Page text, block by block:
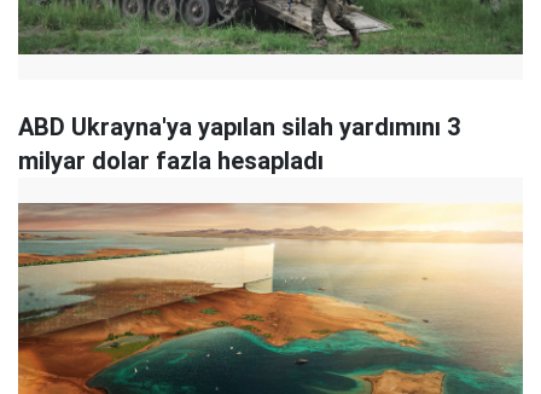
ABD Ukrayna'ya yapılan silah yardımını 3
milyar dolar fazla hesapladı